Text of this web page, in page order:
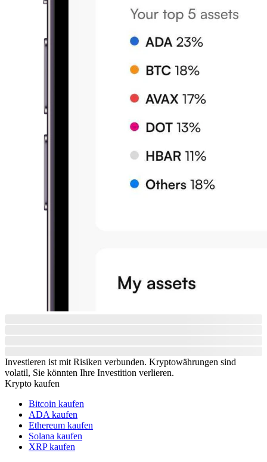
Investieren ist mit Risiken verbunden. Kryptowährungen sind
volatil, Sie könnten Ihre Investition verlieren.
Krypto kaufen
Bitcoin kaufen
ADA kaufen
Ethereum kaufen
Solana kaufen
XRP kaufen